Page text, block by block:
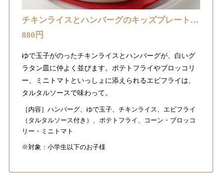
チキンライスとハンバーグのキッズプレート …
880円
ゆで玉子がのったチキンライスとハンバーグが、白いグ
ラタン皿に仲よく並びます。ポテトフライやブロッコリ
ー、ミニトマトといっしょに添えられるエビフライは、
タルタルソースで味わって。
［内容］ハンバーグ、ゆで玉子、チキンライス、エビフライ
（タルタルソース付き）、ポテトフライ、コーン・ブロッコ
リー・ミニトマト
※対象：小学生以下のお子様